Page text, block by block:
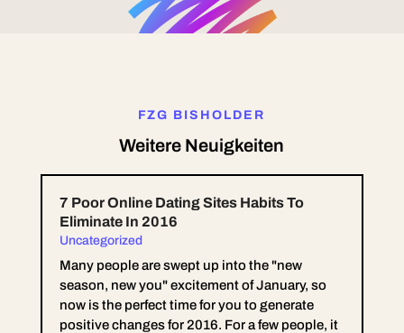
FZG BISHOLDER
Weitere Neuigkeiten
7 Poor Online Dating Sites Habits To
Eliminate In 2016
Uncategorized
Many people are swept up into the "new
season, new you" excitement of January, so
now is the perfect time for you to generate
positive changes for 2016. For a few people, it